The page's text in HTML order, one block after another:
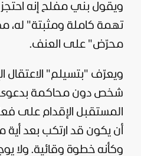
ويقول بني مفلح إنه
تهمة كاملة ومثبتة" له،
محرّض" على العنف.
ويعرّف "بتسيلم" الاعتقال
شخص دون محاكمة بدعوى
المستقبل الإقدام على
أن يكون قد ارتكب بعد أية
وكأنه خطوة وقائية. ولا